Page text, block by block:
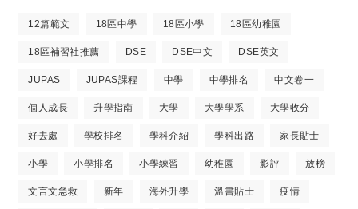
12篇範文 18區中學 18區小學 18區幼稚園
18區補習社推薦 DSE DSE中文 DSE英文
JUPAS JUPAS課程 中學 中學排名 中文卷一
個人成長 升學指南 大學 大學學系 大學收分
好去處 學校排名 學科介紹 學科出路 家長貼士
小學 小學排名 小學練習 幼稚園 影評 放榜
文言文急救 新年 海外升學 溫書貼士 疫情